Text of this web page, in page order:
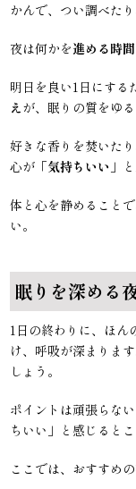
かんで、つい調べた
夜は何かを進める時間
明日を良い1日にする
えが、眠りの質をゆ
好きな香りを焚いた
心が「気持ちいい 」
体と心を静めること
い。
眠りを深める
1日の終わりに、ほん
け、呼吸が深まりま
しょう。
ポイントは頑張らな
ちいい」と感じると
ここでは、おすすめ